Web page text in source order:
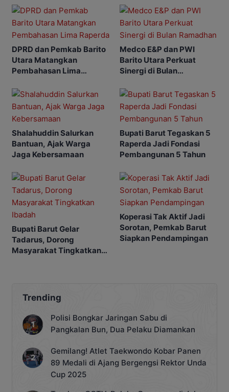
DPRD dan Pemkab Barito
Utara Matangkan
Pembahasan Lima
Medco E&P dan PWI
Barito Utara Perkuat
Sinergi di Bulan
Shalahuddin Salurkan
Bantuan, Ajak Warga
Jaga Kebersamaan
Bupati Barut Tegaskan 5
Raperda Jadi Fondasi
Pembangunan 5 Tahun
Bupati Barut Gelar
Tadarus, Dorong
Masyarakat Tingkatkan
Koperasi Tak Aktif Jadi
Sorotan, Pemkab Barut
Siapkan Pendampingan
Trending
Polisi Bongkar Jaringan Sabu di
Pangkalan Bun, Dua Pelaku Diamankan
Gemilang! Atlet Taekwondo Kobar Panen
89 Medali di Ajang Bergengsi Rektor Unda
Cup 2025